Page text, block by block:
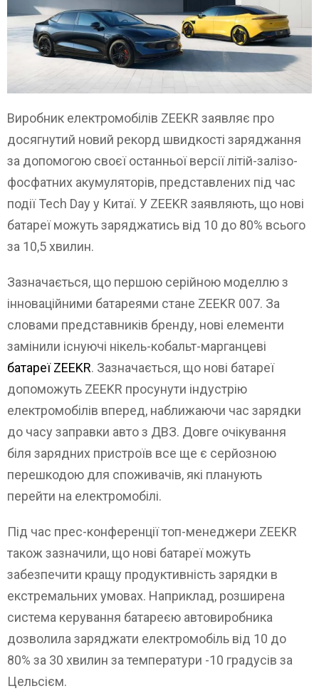
Виробник електромобілів ZEEKR заявляє про
досягнутий новий рекорд швидкості заряджання
за допомогою своєї останньої версії літій-залізо-
фосфатних акумуляторів, представлених під час
події Tech Day у Китаї. У ZEEKR заявляють, що нові
батареї можуть заряджатись від 10 до 80% всього
за 10,5 хвилин.
Зазначається, що першою серійною моделлю з
інноваційними батареями стане ZEEKR 007. За
словами представників бренду, нові елементи
замінили існуючі нікель-кобальт-марганцеві
батареї ZEEKR. Зазначається, що нові батареї
допоможуть ZEEKR просунути індустрію
електромобілів вперед, наближаючи час зарядки
до часу заправки авто з ДВЗ. Довге очікування
біля зарядних пристроїв все ще є серйозною
перешкодою для споживачів, які планують
перейти на електромобілі.
Під час прес-конференції топ-менеджери ZEEKR
також зазначили, що нові батареї можуть
забезпечити кращу продуктивність зарядки в
екстремальних умовах. Наприклад, розширена
система керування батареєю автовиробника
дозволила заряджати електромобіль від 10 до
80% за 30 хвилин за температури -10 градусів за
Цельсієм.